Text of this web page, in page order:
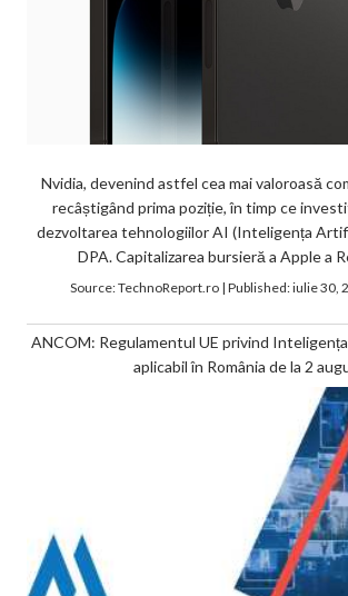
Nvidia, devenind astfel cea mai valoroasă
recâștigând prima poziție, în timp ce
dezvoltarea tehnologiilor AI (Inteligența
DPA. Capitalizarea bursieră a Apple a
Source:TechnoReport.ro| Published:iulie 30,
ANCOM: Regulamentul UE privind
aplicabil în România de la 2